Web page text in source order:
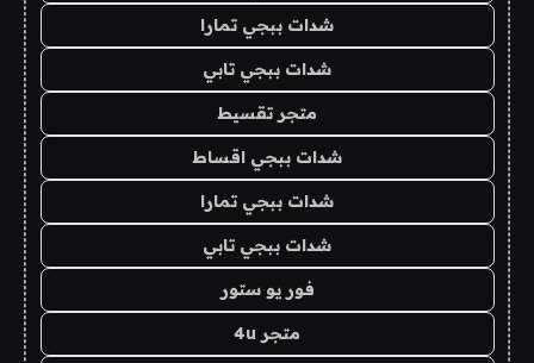
شدات ببجي تمارا
شدات ببجي تابي
متجر تقسيط
شدات ببجي اقساط
شدات ببجي تمارا
شدات ببجي تابي
فور يو ستور
متجر 4u